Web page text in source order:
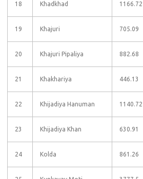
18 Khadkhad 1166.72
19 Khajuri 705.09
20 Khajuri Pipaliya 882.68
21 Khakhariya 446.13
22 Khijadiya Hanuman 1140.72
23 Khijadiya Khan 630.91
24 Kolda 861.26